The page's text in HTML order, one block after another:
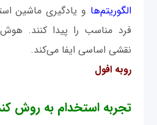
الگوریتم‌ها و یادگیری ماشین
فرد مناسب را پیدا کنند.
نقشی اساسی ایفا می‌کند.
روبه افول
تجربه استخدام به‌ روش